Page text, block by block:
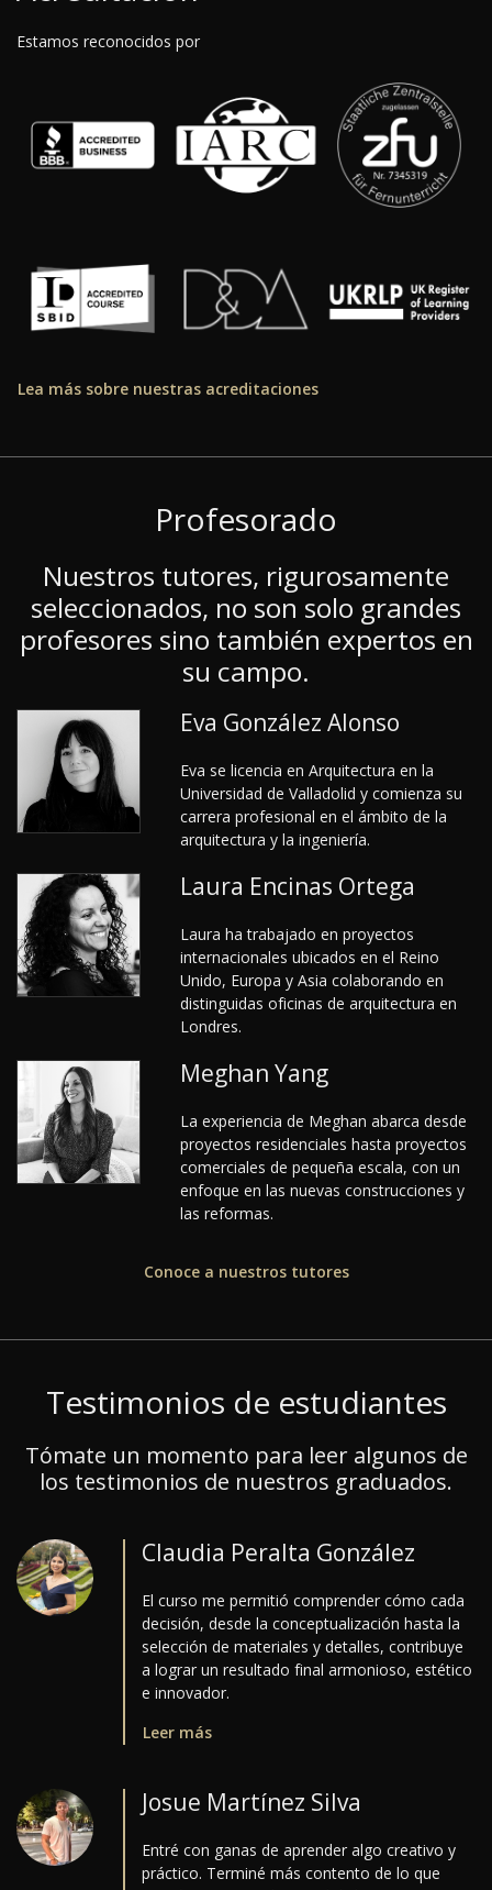
Estamos reconocidos por
Lea más sobre nuestras acreditaciones
Profesorado
Nuestros tutores, rigurosamente
seleccionados, no son solo grandes
profesores sino también expertos en
su campo.
Eva González Alonso
Eva se licencia en Arquitectura en la
Universidad de Valladolid y comienza su
carrera profesional en el ámbito de la
arquitectura y la ingeniería.
Laura Encinas Ortega
Laura ha trabajado en proyectos
internacionales ubicados en el Reino
Unido, Europa y Asia colaborando en
distinguidas oficinas de arquitectura en
Londres.
Meghan Yang
La experiencia de Meghan abarca desde
proyectos residenciales hasta proyectos
comerciales de pequeña escala, con un
enfoque en las nuevas construcciones y
las reformas.
Conoce a nuestros tutores
Testimonios de estudiantes
Tómate un momento para leer algunos de
los testimonios de nuestros graduados.
Claudia Peralta González
El curso me permitió comprender cómo cada
decisión, desde la conceptualización hasta la
selección de materiales y detalles, contribuye
a lograr un resultado final armonioso, estético
e innovador.
Leer más
Josue Martínez Silva
Entré con ganas de aprender algo creativo y
práctico. Terminé más contento de lo que